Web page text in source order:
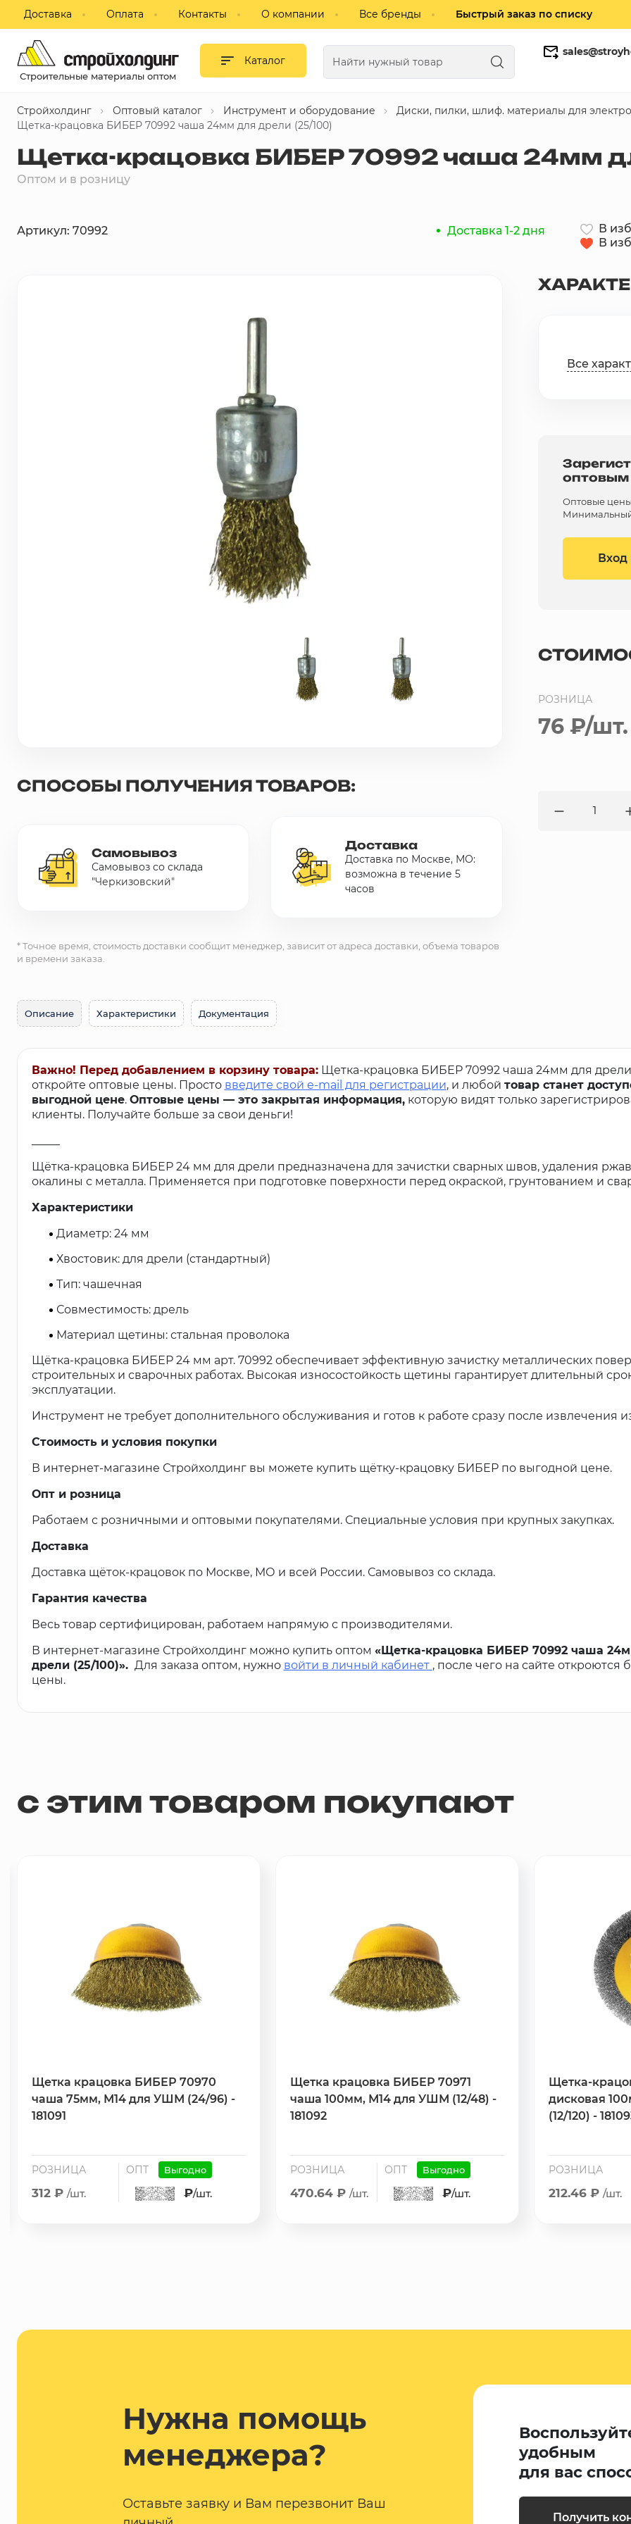
Доставка Оплата Контакты О компании Все бренды Быстрый заказ по списку
Строительные материалы оптом
Каталог
Гипсокартон и листовые
материалы
Сухие смеси
Изоляция
Профиль, комплектующие для
ГКЛ
Газобетонные блоки
Стройхолдинг Оптовый каталог Инструмент и оборудование
Диски, пилки, шлиф. материалы для
Щетка-крацовка БИБЕР 70992 чаша 24мм для дрели (25/100)
Щетка-крацовка БИБЕР 70992 чаша 24мм
Оптом и в розницу
Артикул: 70992 Доставка 1-2 дня
В
В
СПОСОБЫ ПОЛУЧЕНИЯ ТОВАРОВ:
Самовывоз
Самовывоз со склада
"Черкизовский"
Доставка
Доставка по Москве, МО:
возможна в течение 5
часов
* Точное время, стоимость доставки сообщит менеджер, зависит от адреса доставки, объема товаров
и времени заказа.
Все
Оптовые цены
Минимальный
Вход
РОЗНИЦА
76 ₽/шт.
Описание Характеристики Документация
Важно! Перед добавлением в корзину товара: Щетка-крацовка БИБЕР 70992 чаша 24мм для дрели
откройте оптовые цены. Просто введите свой e-mail для регистрации, и любой товар станет
выгодной цене. Оптовые цены — это закрытая информация,которую видят только
клиенты. Получайте больше за свои деньги!
Щётка-крацовка БИБЕР 24 мм для дрели предназначена для зачистки сварных швов, удаления
окалины с металла. Применяется при подготовке поверхности перед окраской, грунтованием и
Характеристики
Диаметр: 24 мм
Хвостовик: для дрели (стандартный)
Тип: чашечная
Совместимость: дрель
Материал щетины: стальная проволока
Щётка-крацовка БИБЕР 24 мм арт. 70992 обеспечивает эффективную зачистку металлических
строительных и сварочных работах. Высокая износостойкость щетины гарантирует длительный
эксплуатации.
Инструмент не требует дополнительного обслуживания и готов к работе сразу после извлечения
Стоимость и условия покупки
В интернет-магазине Стройхолдинг вы можете купить щётку-крацовку БИБЕР по выгодной цене.
Опт и розница
Работаем с розничными и оптовыми покупателями. Специальные условия при крупных закупках.
Доставка
Доставка щёток-крацовок по Москве, МО и всей России. Самовывоз со склада.
Гарантия качества
Весь товар сертифицирован, работаем напрямую с производителями.
В интернет-магазине Стройхолдинг можно купить оптом «Щетка-крацовка БИБЕР 70992 чаша
дрели (25/100)». Для заказа оптом, нужно войти в личный кабинет , после чего на сайте откроются
цены.
с этим товаром покупают
Щетка крацовка БИБЕР 70970
чаша 75мм, М14 для УШМ (24/96) -
181091
РОЗНИЦА
312 ₽ /шт.
ОПТ Выгодно
₽/шт.
Щетка крацовка БИБЕР 70971
чаша 100мм, М14 для УШМ (12/48) -
181092
РОЗНИЦА
470.64 ₽ /шт.
ОПТ Выгодно
₽/шт.
Щетка-
дисковая
(12/120) -
РОЗНИЦА
212.46 ₽ /шт.
Нужна помощь
менеджера?
Оставьте заявку и Вам перезвонит Ваш
удобным
для вас
Получить